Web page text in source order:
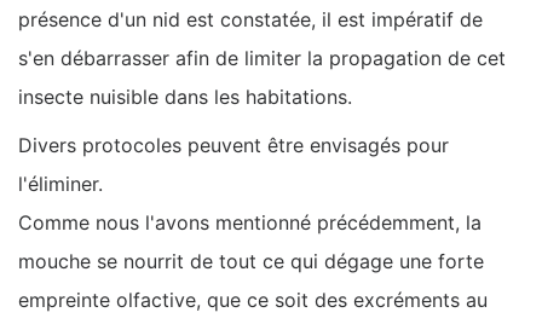
présence d'un nid est constatée, il est impératif de
s'en débarrasser afin de limiter la propagation de cet
insecte nuisible dans les habitations.
Divers protocoles peuvent être envisagés pour
l'éliminer.
Comme nous l'avons mentionné précédemment, la
mouche se nourrit de tout ce qui dégage une forte
empreinte olfactive, que ce soit des excréments au